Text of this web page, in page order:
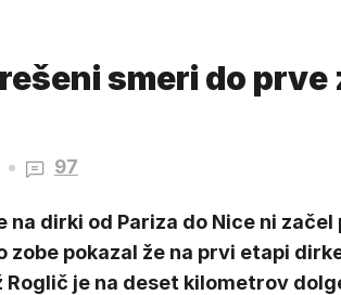
smeri do prve
97
na dirki od Pariza do Nice ni začel
zobe pokazal že na prvi etapi
Roglič je na deset kilometrov